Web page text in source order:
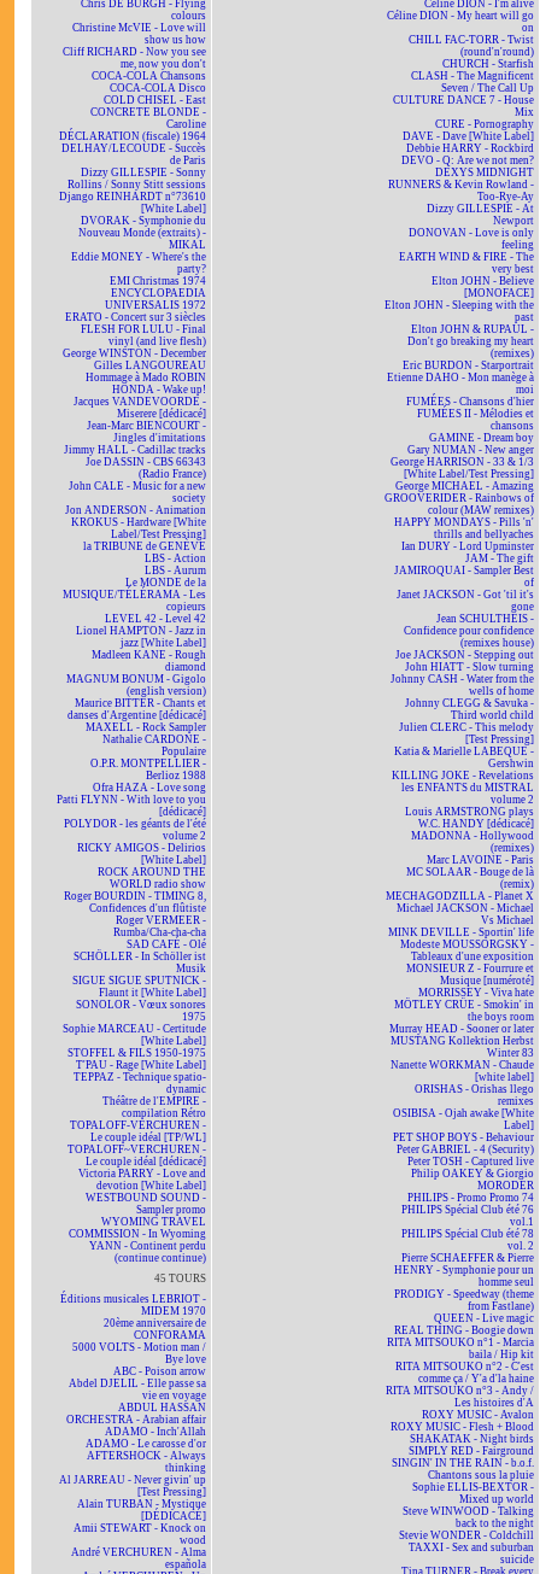
Chris DE BURGH - Flying
colours
Christine McVIE - Love will
show us how
Cliff RICHARD - Now you see
me, now you don't
COCA-COLA Chansons
COCA-COLA Disco
COLD CHISEL - East
CONCRETE BLONDE -
Caroline
DÉCLARATION (fiscale) 1964
DELHAY/LECOUDE - Succès
de Paris
Dizzy GILLESPIE - Sonny
Rollins / Sonny Stitt sessions
Django REINHARDT n°73610
[White Label]
DVORAK - Symphonie du
Nouveau Monde (extraits) -
MIKAL
Eddie MONEY - Where's the
party?
EMI Christmas 1974
ENCYCLOPAEDIA
UNIVERSALIS 1972
ERATO - Concert sur 3 siècles
FLESH FOR LULU - Final
vinyl (and live flesh)
George WINSTON - December
Gilles LANGOUREAU
Hommage à Mado ROBIN
HONDA - Wake up!
Jacques VANDEVOORDE -
Miserere [dédicacé]
Jean-Marc BIENCOURT -
Jingles d'imitations
Jimmy HALL - Cadillac tracks
Joe DASSIN - CBS 66343
(Radio France)
John CALE - Music for a new
society
Jon ANDERSON - Animation
KROKUS - Hardware [White
Label/Test Pressing]
la TRIBUNE de GENÈVE
LBS - Action
LBS - Aurum
Le MONDE de la
MUSIQUE/TÉLÉRAMA - Les
copieurs
LEVEL 42 - Level 42
Lionel HAMPTON - Jazz in
jazz [White Label]
Madleen KANE - Rough
diamond
MAGNUM BONUM - Gigolo
(english version)
Maurice BITTER - Chants et
danses d'Argentine [dédicacé]
MAXELL - Rock Sampler
Nathalie CARDONE -
Populaire
O.P.R. MONTPELLIER -
Berlioz 1988
Ofra HAZA - Love song
Patti FLYNN - With love to you
[dédicacé]
POLYDOR - les géants de l'été
volume 2
RICKY AMIGOS - Delirios
[White Label]
ROCK AROUND THE
WORLD radio show
Roger BOURDIN - TIMING 8,
Confidences d'un flûtiste
Roger VERMEER -
Rumba/Cha-cha-cha
SAD CAFÉ - Olé
SCHÖLLER - In Schöller ist
Musik
SIGUE SIGUE SPUTNICK -
Flaunt it [White Label]
SONOLOR - Vœux sonores
1975
Sophie MARCEAU - Certitude
[White Label]
STOFFEL & FILS 1950-1975
T'PAU - Rage [White Label]
TEPPAZ - Technique spatio-
dynamic
Théâtre de l'EMPIRE -
compilation Rétro
TOPALOFF-VERCHUREN -
Le couple idéal [TP/WL]
TOPALOFF~VERCHUREN -
Le couple idéal [dédicacé]
Victoria PARRY - Love and
devotion [White Label]
WESTBOUND SOUND -
Sampler promo
WYOMING TRAVEL
COMMISSION - In Wyoming
YANN - Continent perdu
(continue continue)
45 TOURS
Éditions musicales LEBRIOT -
MIDEM 1970
20ème anniversaire de
CONFORAMA
5000 VOLTS - Motion man /
Bye love
ABC - Poison arrow
Abdel DJELIL - Elle passe sa
vie en voyage
ABDUL HASSAN
ORCHESTRA - Arabian affair
ADAMO - Inch'Allah
ADAMO - Le carosse d'or
AFTERSHOCK - Always
thinking
Al JARREAU - Never givin' up
[Test Pressing]
Alain TURBAN - Mystique
[DÉDICACÉ]
Amii STEWART - Knock on
wood
André VERCHUREN - Alma
española
Céline DION - I'm alive
Céline DION - My heart will go
on
CHILL FAC-TORR - Twist
(round'n'round)
CHURCH - Starfish
CLASH - The Magnificent
Seven / The Call Up
CULTURE DANCE 7 - House
Mix
CURE - Pornography
DAVE - Dave [White Label]
Debbie HARRY - Rockbird
DEVO - Q: Are we not men?
DEXYS MIDNIGHT
RUNNERS & Kevin Rowland -
Too-Rye-Ay
Dizzy GILLESPIE - At
Newport
DONOVAN - Love is only
feeling
EARTH WIND & FIRE - The
very best
Elton JOHN - Believe
[MONOFACE]
Elton JOHN - Sleeping with the
past
Elton JOHN & RUPAUL -
Don't go breaking my heart
(remixes)
Eric BURDON - Starportrait
Etienne DAHO - Mon manège à
moi
FUMÉES - Chansons d'hier
FUMÉES II - Mélodies et
chansons
GAMINE - Dream boy
Gary NUMAN - New anger
George HARRISON - 33 & 1/3
[White Label/Test Pressing]
George MICHAEL - Amazing
GROOVERIDER - Rainbows of
colour (MAW remixes)
HAPPY MONDAYS - Pills 'n'
thrills and bellyaches
Ian DURY - Lord Upminster
JAM - The gift
JAMIROQUAI - Sampler Best
of
Janet JACKSON - Got 'til it's
gone
Jean SCHULTHEIS -
Confidence pour confidence
(remixes house)
Joe JACKSON - Stepping out
John HIATT - Slow turning
Johnny CASH - Water from the
wells of home
Johnny CLEGG & Savuka -
Third world child
Julien CLERC - This melody
[Test Pressing]
Katia & Marielle LABEQUE -
Gershwin
KILLING JOKE - Revelations
les ENFANTS du MISTRAL
volume 2
Louis ARMSTRONG plays
W.C. HANDY [dédicacé]
MADONNA - Hollywood
(remixes)
Marc LAVOINE - Paris
MC SOLAAR - Bouge de là
(remix)
MECHAGODZILLA - Planet X
Michael JACKSON - Michael
Vs Michael
MINK DEVILLE - Sportin' life
Modeste MOUSSORGSKY -
Tableaux d'une exposition
MONSIEUR Z - Fourrure et
Musique [numéroté]
MORRISSEY - Viva hate
MÖTLEY CRÜE - Smokin' in
the boys room
Murray HEAD - Sooner or later
MUSTANG Kollektion Herbst
Winter 83
Nanette WORKMAN - Chaude
[white label]
ORISHAS - Orishas llego
remixes
OSIBISA - Ojah awake [White
Label]
PET SHOP BOYS - Behaviour
Peter GABRIEL - 4 (Security)
Peter TOSH - Captured live
Philip OAKEY & Giorgio
MORODER
PHILIPS - Promo Promo 74
PHILIPS Spécial Club été 76
vol.1
PHILIPS Spécial Club été 78
vol. 2
Pierre SCHAEFFER & Pierre
HENRY - Symphonie pour un
homme seul
PRODIGY - Speedway (theme
from Fastlane)
QUEEN - Live magic
REAL THING - Boogie down
RITA MITSOUKO n°1 - Marcia
baila / Hip kit
RITA MITSOUKO n°2 - C'est
comme ça / Y'a d'la haine
RITA MITSOUKO n°3 - Andy /
Les histoires d'A
ROXY MUSIC - Avalon
ROXY MUSIC - Flesh + Blood
SHAKATAK - Night birds
SIMPLY RED - Fairground
SINGIN' IN THE RAIN - b.o.f.
Chantons sous la pluie
Sophie ELLIS-BEXTOR -
Mixed up world
Steve WINWOOD - Talking
back to the night
Stevie WONDER - Coldchill
TAXXI - Sex and suburban
suicide
Tina TURNER - Break every